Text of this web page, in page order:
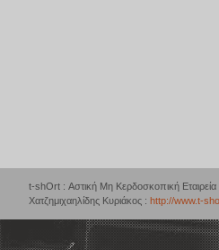
t-shOrt : Αστική Μη Κερδοσκοπική Εταιρεία
Χατζημιχαηλίδης Κυριάκος : http://www.t-